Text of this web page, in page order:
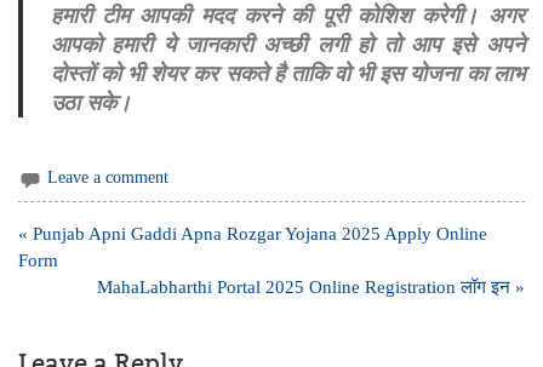
हमारी टीम आपकी मदद करने की पूरी कोशिश करेगी। अगर
आपको हमारी ये जानकारी अच्छी लगी हो तो आप इसे अपने
दोस्तों को भी शेयर कर सकते है ताकि वो भी इस योजना का लाभ
उठा सके।
Leave a comment
Post
navigation
« Punjab Apni Gaddi Apna Rozgar Yojana 2025 Apply Online
Form
MahaLabharthi Portal 2025 Online Registration लॉग इन »